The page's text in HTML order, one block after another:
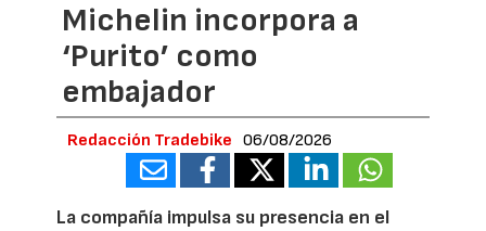
Michelin incorpora a
‘Purito’ como
embajador
Redacción Tradebike 06/08/2026
La compañía impulsa su presencia en el